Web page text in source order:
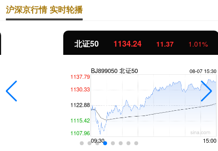
沪深京行情 实时轮播
1134.24 11.37 1.01%